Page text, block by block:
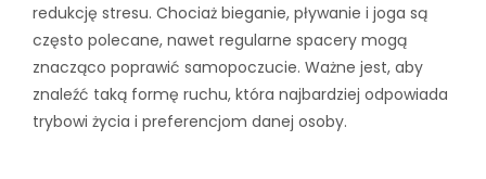
redukcję stresu. Chociaż bieganie, pływanie i joga są
często polecane, nawet regularne spacery mogą
znacząco poprawić samopoczucie. Ważne jest, aby
znaleźć taką formę ruchu, która najbardziej odpowiada
trybowi życia i preferencjom danej osoby.